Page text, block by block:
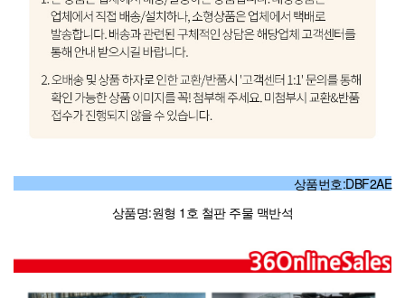
상품번호:DBF2AE
상품명:원형 1호 철판 주물 맥반석